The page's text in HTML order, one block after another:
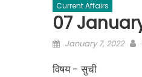
Current Affairs
07
January 7, 2022
विषय - सुची